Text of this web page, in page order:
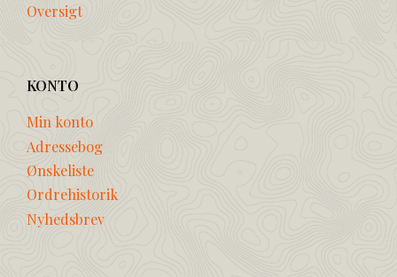
Oversigt
KONTO
Min konto
Adressebog
Ønskeliste
Ordrehistorik
Nyhedsbrev